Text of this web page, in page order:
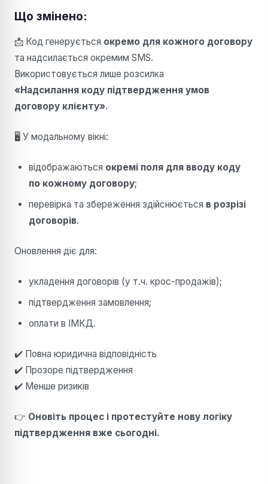
Що змінено:
📩 Код генерується окремо для кожного договору
та надсилається окремим SMS.
Використовується лише розсилка
«Надсилання коду підтвердження умов
договору клієнту».
🖥 У модальному вікні:
відображаються окремі поля для вводу коду
по кожному договору;
перевірка та збереження здійснюється в розрізі
договорів.
Оновлення діє для:
укладення договорів (у т.ч. крос-продажів);
підтвердження замовлення;
оплати в ІМКД.
✔️ Повна юридична відповідність
✔️ Прозоре підтвердження
✔️ Менше ризиків
👉 Оновіть процес і протестуйте нову логіку
підтвердження вже сьогодні.